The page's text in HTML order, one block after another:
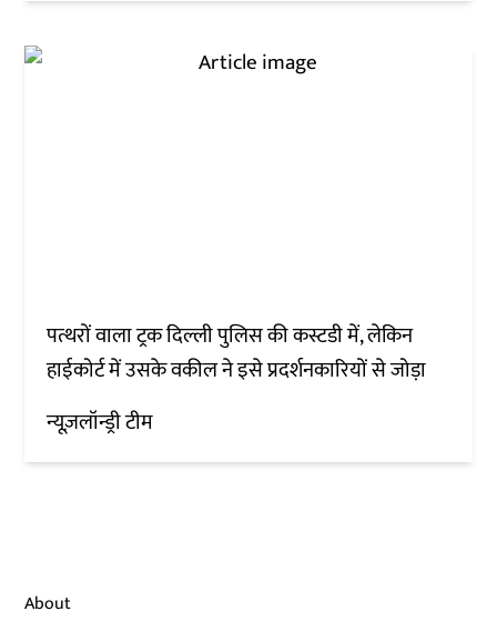
पत्थरों वाला ट्रक दिल्ली पुलिस की कस्टडी में, लेकिन
हाईकोर्ट में उसके वकील ने इसे प्रदर्शनकारियों से जोड़ा
न्यूज़लॉन्ड्री टीम
About